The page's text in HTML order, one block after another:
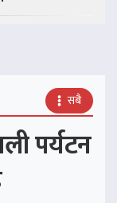
सबै
पर्यटन